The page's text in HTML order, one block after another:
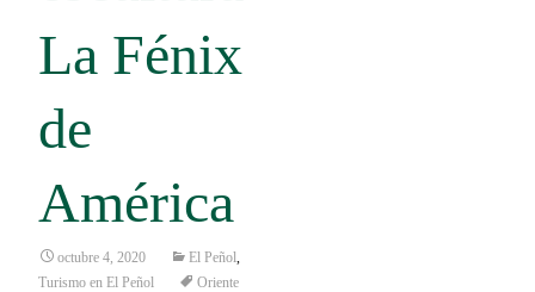
La Fénix
de
América
octubre 4, 2020 El Peñol
Turismo en El Peñol
Oriente